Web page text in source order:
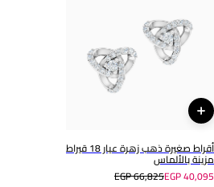
العلامة التجارية
لازوردي
أقراط صغيرة ذهب زهرة عيار 18 قيراط
مزينة بالألماس
EGP 66,825EGP 40,095